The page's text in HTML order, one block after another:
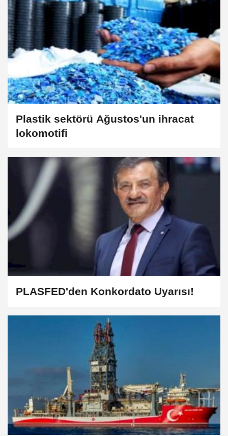
Plastik sektörü Ağustos'un ihracat
lokomotifi
PLASFED'den Konkordato Uyarısı!